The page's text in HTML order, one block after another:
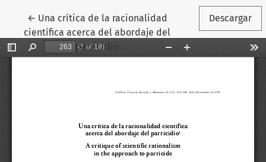
← Volver a los detalles del artículo
Una crítica de la racionalidad
científica acerca del abordaje del
parricidio
Descargar